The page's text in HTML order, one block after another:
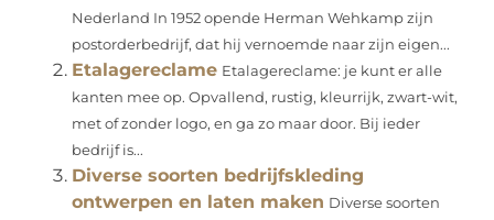
Nederland In 1952 opende Herman Wehkamp zijn
postorderbedrijf, dat hij vernoemde naar zijn eigen...
Etalagereclame Etalagereclame: je kunt er alle
kanten mee op. Opvallend, rustig, kleurrijk, zwart-wit,
met of zonder logo, en ga zo maar door. Bij ieder
bedrijf is...
Diverse soorten bedrijfskleding
ontwerpen en laten maken Diverse soorten